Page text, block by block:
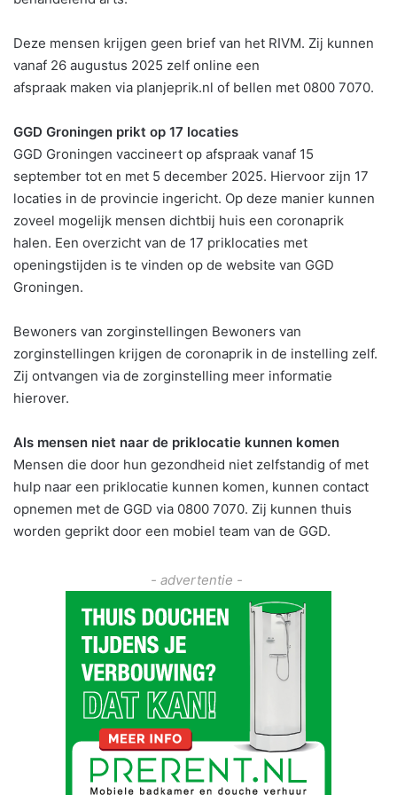
Deze mensen krijgen geen brief van het RIVM. Zij kunnen
vanaf 26 augustus 2025 zelf online een
afspraak maken via planjeprik.nl of bellen met 0800 7070.
GGD Groningen prikt op 17 locaties
GGD Groningen vaccineert op afspraak vanaf 15
september tot en met 5 december 2025. Hiervoor zijn 17
locaties in de provincie ingericht. Op deze manier kunnen
zoveel mogelijk mensen dichtbij huis een coronaprik
halen. Een overzicht van de 17 priklocaties met
openingstijden is te vinden op de website van GGD
Groningen.
Bewoners van zorginstellingen Bewoners van
zorginstellingen krijgen de coronaprik in de instelling zelf.
Zij ontvangen via de zorginstelling meer informatie
hierover.
Als mensen niet naar de priklocatie kunnen komen
Mensen die door hun gezondheid niet zelfstandig of met
hulp naar een priklocatie kunnen komen, kunnen contact
opnemen met de GGD via 0800 7070. Zij kunnen thuis
worden geprikt door een mobiel team van de GGD.
- advertentie -